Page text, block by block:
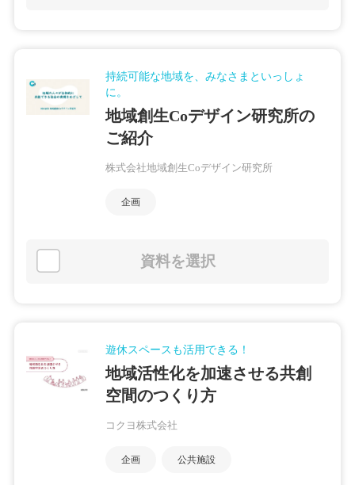
持続可能な地域を、みなさまといっしょ
に。
地域創生Coデザイン研究所の
ご紹介
株式会社地域創生Coデザイン研究所
企画
資料を選択
遊休スペースも活用できる！
地域活性化を加速させる共創
空間のつくり方
コクヨ株式会社
企画 公共施設